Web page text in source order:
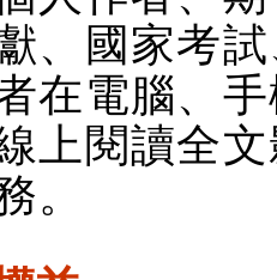
、國家考
在電腦、
上閱讀全
。